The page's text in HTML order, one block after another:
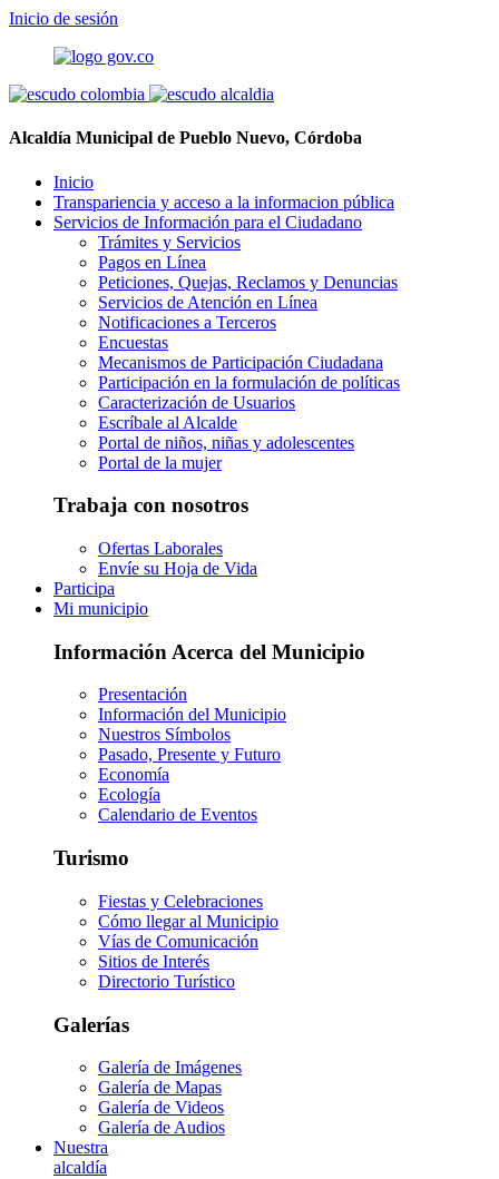
Inicio de sesión
Alcaldía Municipal de Pueblo Nuevo, Córdoba
Inicio
Transpariencia y acceso a la informacion pública
Servicios de Información para el Ciudadano
Trámites y Servicios
Pagos en Línea
Peticiones, Quejas, Reclamos y Denuncias
Servicios de Atención en Línea
Notificaciones a Terceros
Encuestas
Mecanismos de Participación Ciudadana
Participación en la formulación de políticas
Caracterización de Usuarios
Escríbale al Alcalde
Portal de niños, niñas y adolescentes
Portal de la mujer
Trabaja con nosotros
Ofertas Laborales
Envíe su Hoja de Vida
Participa
Mi municipio
Información Acerca del Municipio
Presentación
Información del Municipio
Nuestros Símbolos
Pasado, Presente y Futuro
Economía
Ecología
Calendario de Eventos
Turismo
Fiestas y Celebraciones
Cómo llegar al Municipio
Vías de Comunicación
Sitios de Interés
Directorio Turístico
Galerías
Galería de Imágenes
Galería de Mapas
Galería de Videos
Galería de Audios
Nuestra
alcaldía